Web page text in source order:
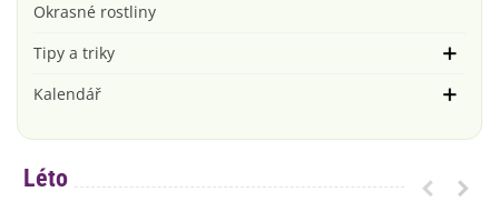
Okrasné rostliny
Tipy a triky
Kalendář
Léto